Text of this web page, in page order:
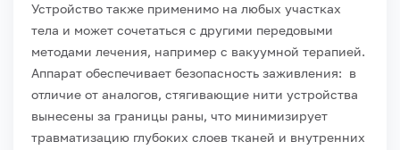
Устройство также применимо на любых участках
тела и может сочетаться с другими передовыми
методами лечения, например с вакуумной терапией.
Аппарат обеспечивает безопасность заживления: в
отличие от аналогов, стягивающие нити устройства
вынесены за границы раны, что минимизирует
травматизацию глубоких слоев тканей и внутренних